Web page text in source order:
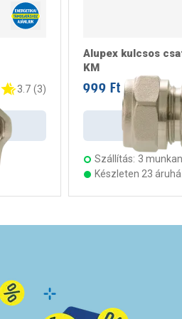
3.7 (3)
Alupex kulcsos
KM
999 Ft / darab
Szállítás: 3
Készleten 23